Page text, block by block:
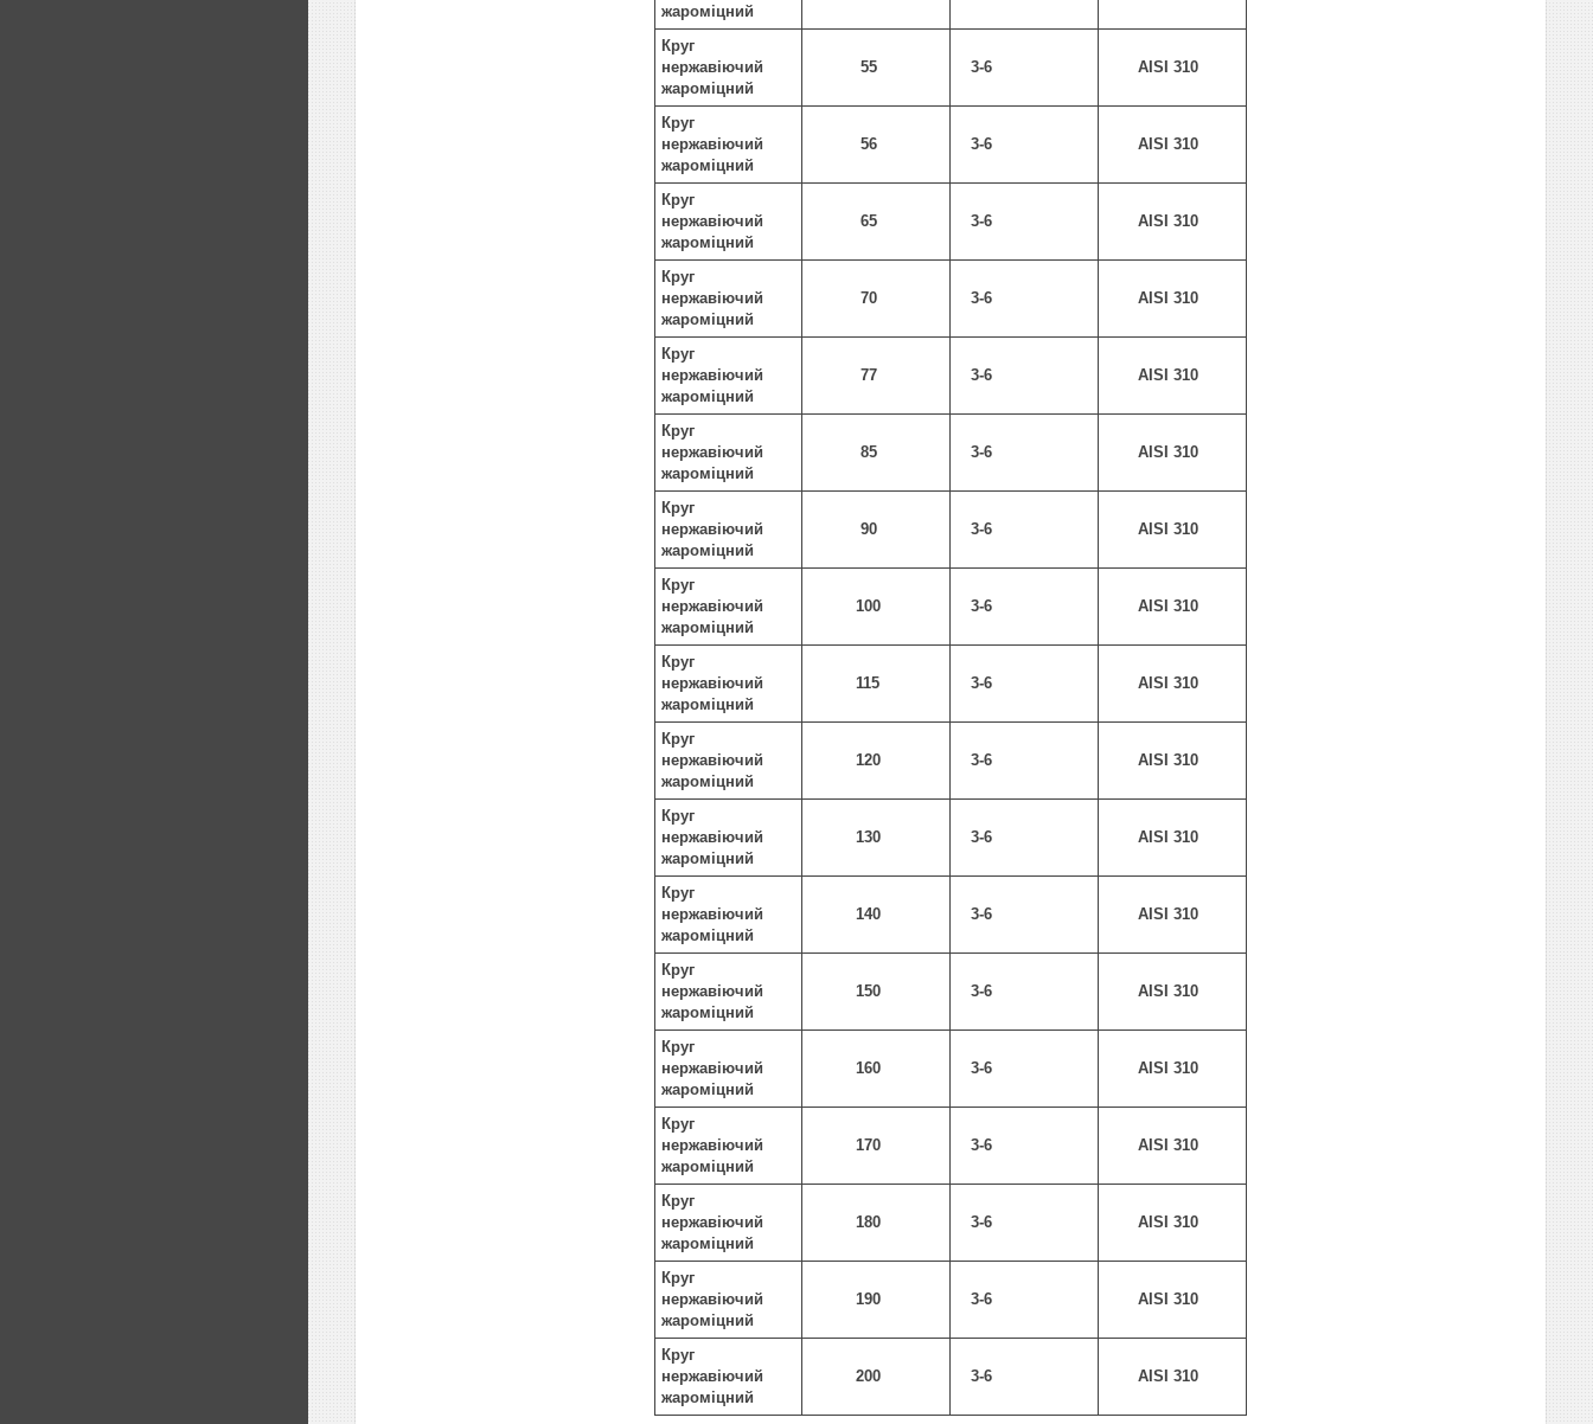
жароміцний
Круг
нержавіючий
жароміцний
55 3-6 AISI 310
Круг
нержавіючий
жароміцний
56 3-6 AISI 310
Круг
нержавіючий
жароміцний
65 3-6 AISI 310
Круг
нержавіючий
жароміцний
70 3-6 AISI 310
Круг
нержавіючий
жароміцний
77 3-6 AISI 310
Круг
нержавіючий
жароміцний
85 3-6 AISI 310
Круг
нержавіючий
жароміцний
90 3-6 AISI 310
Круг
нержавіючий
жароміцний
100 3-6 AISI 310
Круг
нержавіючий
жароміцний
115 3-6 AISI 310
Круг
нержавіючий
жароміцний
120 3-6 AISI 310
Круг
нержавіючий
жароміцний
130 3-6 AISI 310
Круг
нержавіючий
жароміцний
140 3-6 AISI 310
Круг
нержавіючий
жароміцний
150 3-6 AISI 310
Круг
нержавіючий
жароміцний
160 3-6 AISI 310
Круг
нержавіючий
жароміцний
170 3-6 AISI 310
Круг
нержавіючий
жароміцний
180 3-6 AISI 310
Круг
нержавіючий
жароміцний
190 3-6 AISI 310
Круг
нержавіючий
жароміцний
200 3-6 AISI 310